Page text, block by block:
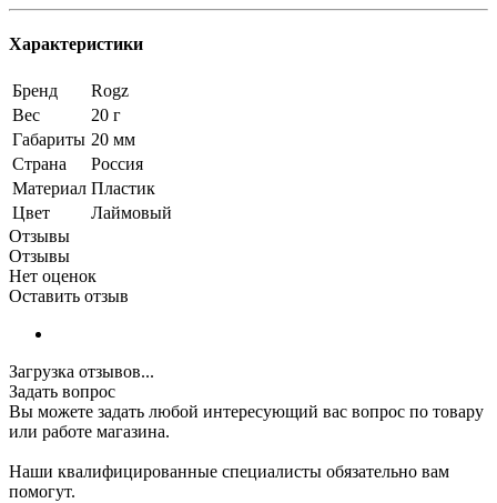
Характеристики
Бренд
Rogz
Вес
20 г
Габариты 20 мм
Страна
Россия
Материал Пластик
Цвет
Лаймовый
Отзывы
Отзывы
Нет оценок
Оставить отзыв
Загрузка отзывов...
Задать вопрос
Вы можете задать любой интересующий вас вопрос по товару
или работе магазина.
Наши квалифицированные специалисты обязательно вам
помогут.